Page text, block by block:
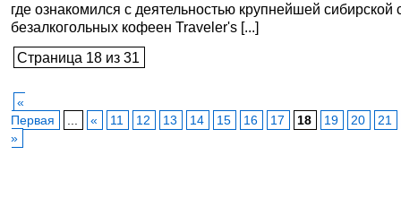
где ознакомился с деятельностью крупнейшей сибирской
безалкогольных кофеен Traveler's [...]
Страница 18 из 31
«
Первая
« 11 12 13 14 15 16 17 18 19 20
21
»